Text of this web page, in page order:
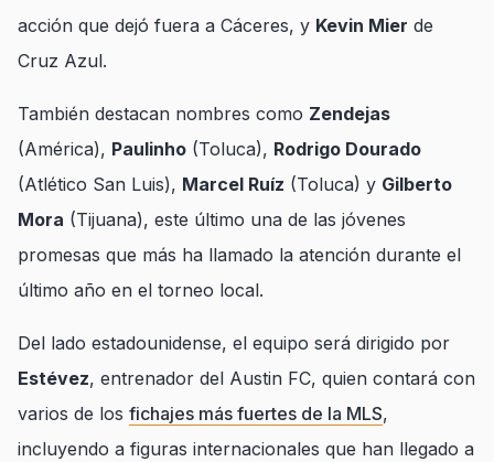
acción que dejó fuera a Cáceres, y Kevin Mier de
Cruz Azul.
También destacan nombres como Zendejas
(América), Paulinho (Toluca), Rodrigo Dourado
(Atlético San Luis), Marcel Ruíz (Toluca) y Gilberto
Mora (Tijuana), este último una de las jóvenes
promesas que más ha llamado la atención durante el
último año en el torneo local.
Del lado estadounidense, el equipo será dirigido por
Estévez, entrenador del Austin FC, quien contará con
varios de los fichajes más fuertes de la MLS,
incluyendo a figuras internacionales que han llegado a